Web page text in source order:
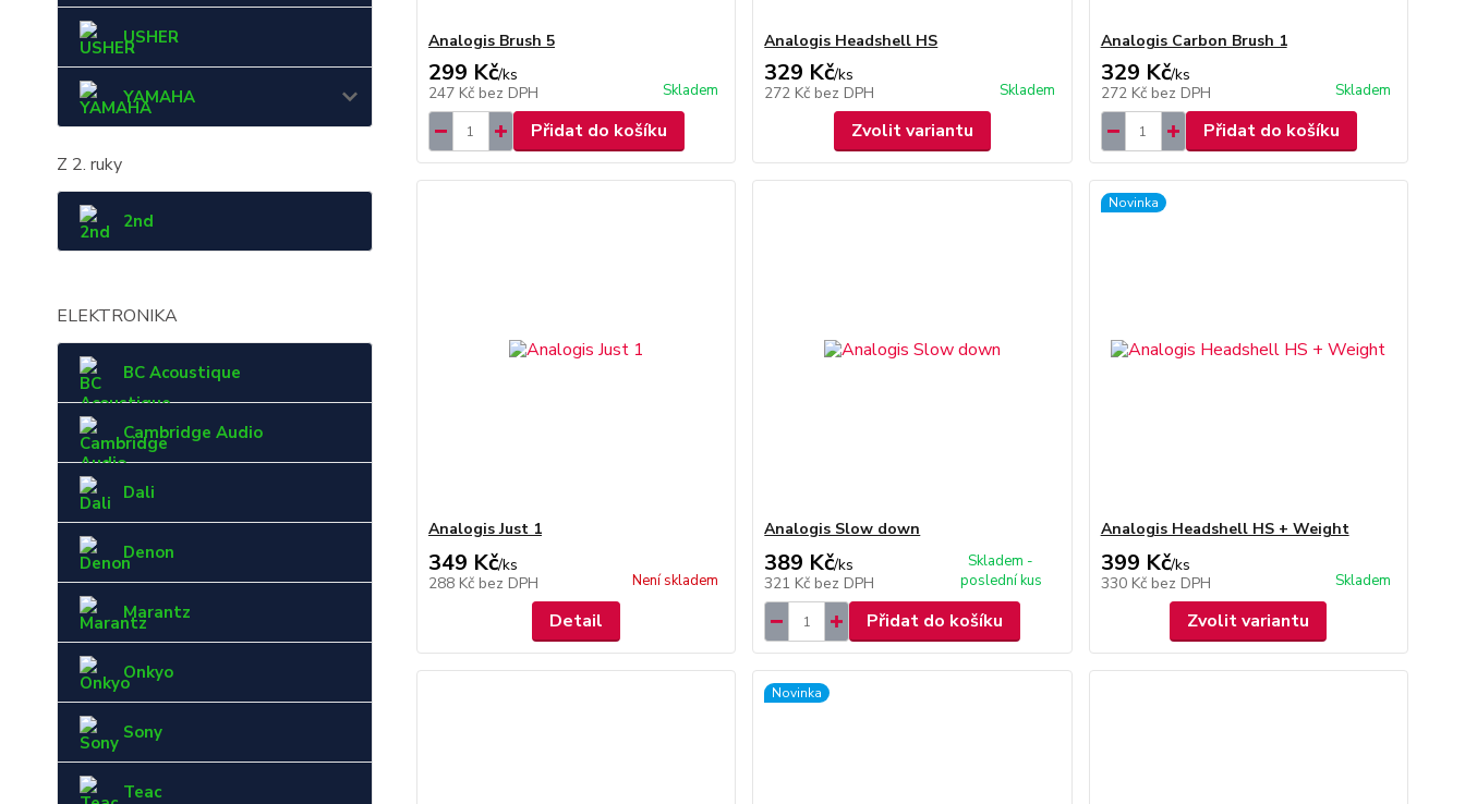
USHER
YAMAHA
Z 2. ruky
2nd
ELEKTRONIKA
BC Acoustique
Cambridge Audio
Dali
Denon
Marantz
Onkyo
Sony
Teac
Analogis Brush 5
299 Kč/ks
247 Kč bez DPH Skladem
Přidat do košíku
Analogis Headshell HS
329 Kč/ks
272 Kč bez DPH Skladem
Zvolit variantu
Analogis Carbon Brush 1
329 Kč/ks
272 Kč bez DPH Skladem
Přidat do košíku
Analogis Just 1
349 Kč/ks
288 Kč bez DPH Není skladem
Detail
Analogis Slow down
389 Kč/ks
321 Kč bez DPH
Skladem -
poslední kus
Přidat do košíku
Novinka
Analogis Headshell HS + Weight
399 Kč/ks
330 Kč bez DPH Skladem
Zvolit variantu
Novinka